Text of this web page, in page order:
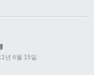
년 6월 15일